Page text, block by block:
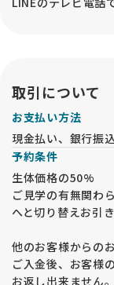
取引について
お支払い方法
現金払い、銀行振
予約条件
生体価格の50%
ご見学の有無関わ
へと切り替えお引
他のお客様からの
ご入金後、お客様
お返し出来ません。